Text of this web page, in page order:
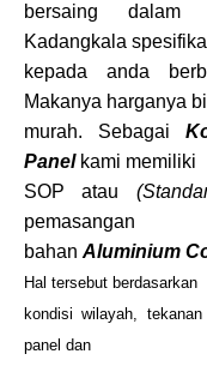
bersaing dalam
Kadangkala
kepada anda
Makanya harganya
murah. Sebagai
Panelkami memiliki
SOP atau
pemasangan
bahan Aluminium
Hal tersebut berdasarkan
kondisi wilayah,
panel dan